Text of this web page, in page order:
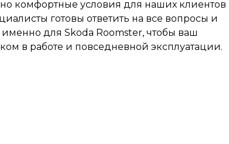
комфортные условия для наших клиентов
готовы ответить на все вопросы и
для Skoda Roomster, чтобы ваш
в работе и повседневной эксплуатации.